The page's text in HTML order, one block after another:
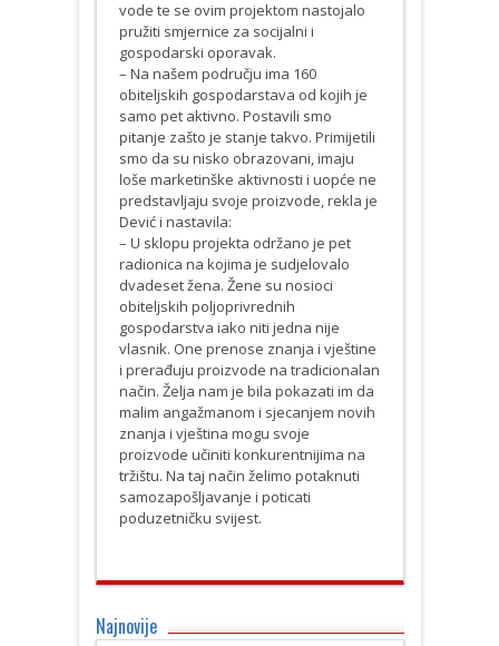
vode te se ovim projektom nastojalo
pružiti smjernice za socijalni i
gospodarski oporavak.
– Na našem području ima 160
obiteljskih gospodarstava od kojih je
samo pet aktivno. Postavili smo
pitanje zašto je stanje takvo. Primijetili
smo da su nisko obrazovani, imaju
loše marketinške aktivnosti i uopće ne
predstavljaju svoje proizvode, rekla je
Dević i nastavila:
– U sklopu projekta održano je pet
radionica na kojima je sudjelovalo
dvadeset žena. Žene su nosioci
obiteljskih poljoprivrednih
gospodarstva iako niti jedna nije
vlasnik. One prenose znanja i vještine
i prerađuju proizvode na tradicionalan
način. Želja nam je bila pokazati im da
malim angažmanom i sjecanjem novih
znanja i vještina mogu svoje
proizvode učiniti konkurentnijima na
tržištu. Na taj način želimo potaknuti
samozapošljavanje i poticati
poduzetničku svijest.
Najnovije